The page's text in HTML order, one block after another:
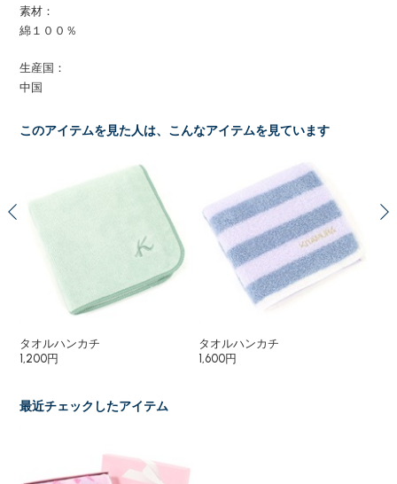
素材：
綿１００％
生産国：
中国
このアイテムを見た人は、こんなアイテムを見ています
タオルハンカチ
1,200円
タオルハンカチ
1,600円
最近チェックしたアイテム